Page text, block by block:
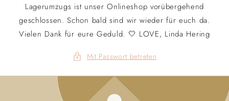
Lagerumzugs ist unser Onlineshop vorübergehend
geschlossen. Schon bald sind wir wieder für euch da.
Vielen Dank für eure Geduld. 🤍 LOVE, Linda Hering
Mit Passwort betreten